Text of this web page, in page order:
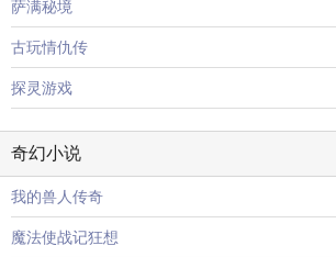
萨满秘境
古玩情仇传
探灵游戏
奇幻小说
我的兽人传奇
魔法使战记狂想